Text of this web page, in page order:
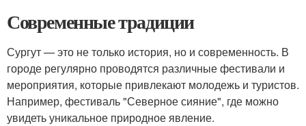
Современные традиции
Сургут — это не только история, но и современность. В
городе регулярно проводятся различные фестивали и
мероприятия, которые привлекают молодежь и туристов.
Например, фестиваль "Северное сияние", где можно
увидеть уникальное природное явление.